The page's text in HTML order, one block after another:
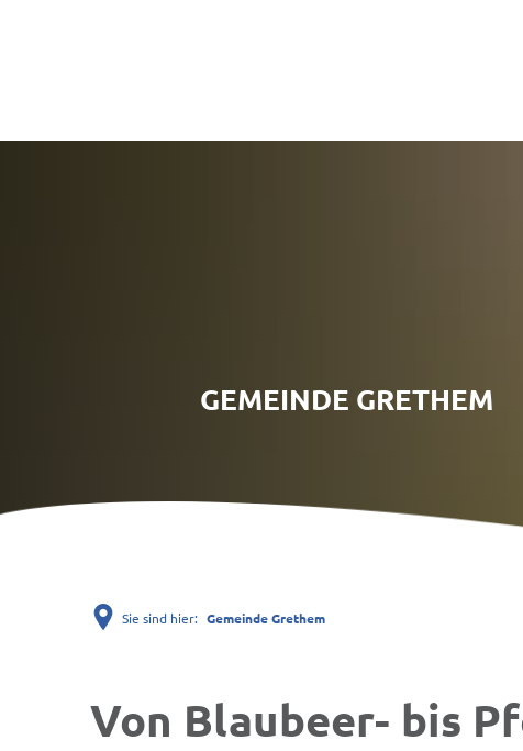
GEMEINDE GRETHEM
Sie sind hier: Gemeinde Grethem
Gemeinde
Von Blaubeer- bis